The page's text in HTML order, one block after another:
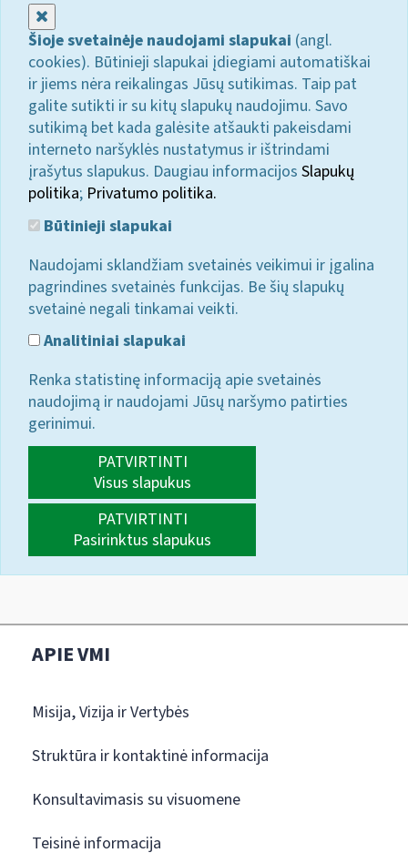
Šioje svetainėje naudojami slapukai (angl.
cookies). Būtinieji slapukai įdiegiami automatiškai
ir jiems nėra reikalingas Jūsų sutikimas. Taip pat
galite sutikti ir su kitų slapukų naudojimu. Savo
sutikimą bet kada galėsite atšaukti pakeisdami
interneto naršyklės nustatymus ir ištrindami
įrašytus slapukus. Daugiau informacijos Slapukų
politika; Privatumo politika.
Būtinieji slapukai
Naudojami sklandžiam svetainės veikimui ir įgalina
pagrindines svetainės funkcijas. Be šių slapukų
svetainė negali tinkamai veikti.
Analitiniai slapukai
Renka statistinę informaciją apie svetainės
naudojimą ir naudojami Jūsų naršymo patirties
gerinimui.
PATVIRTINTI
Visus slapukus
PATVIRTINTI
Pasirinktus slapukus
APIE VMI
Misija, Vizija ir Vertybės
Struktūra ir kontaktinė informacija
Konsultavimasis su visuomene
Teisinė informacija